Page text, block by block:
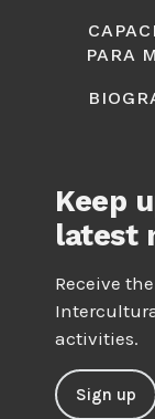
PARA
Keep
latest
Receive
activities.
Sign up